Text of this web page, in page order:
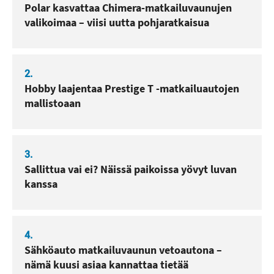
Polar kasvattaa Chimera-matkailuvaunujen
valikoimaa – viisi uutta pohjaratkaisua
2.
Hobby laajentaa Prestige T -matkailuautojen
mallistoaan
3.
Sallittua vai ei? Näissä paikoissa yövyt luvan
kanssa
4.
Sähköauto matkailuvaunun vetoautona –
nämä kuusi asiaa kannattaa tietää